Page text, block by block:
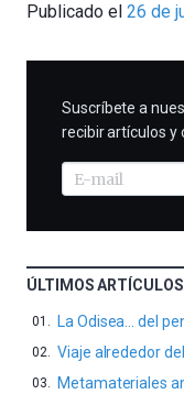
Tomé
Publicado el 26 de
SUSCRIBIRME
Suscríbete a
recibir artículos y
ÚLTIMOS ARTÍCULOS
La Odisea… del
Viaje alrededor
Metamateriales